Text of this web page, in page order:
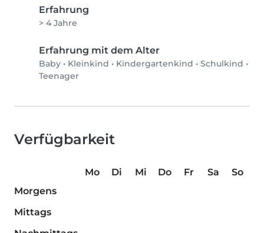
Erfahrung
> 4 Jahre
Erfahrung mit dem Alter
Baby • Kleinkind • Kindergartenkind • Schulkind •
Teenager
Verfügbarkeit
Mo Di Mi Do Fr Sa
So
Morgens
Mittags